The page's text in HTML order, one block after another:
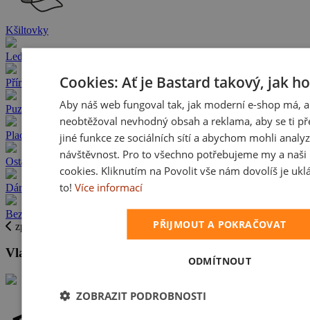
Kšiltovky
Ledvinky
Příruční taštičky
Puzzle
Placky a odznaky
Ostatní
Dárkové poukazy
Bez potisku
zpět
Vlastní potisky do 24 hod.
Cookies: Ať je Bastard takový, jak
Aby náš web fungoval tak, jak moderní e-shop má,
neobtěžoval nevhodný obsah a reklama, aby se ti
jiné funkce ze sociálních sítí a abychom mohli
návštěvnost. Pro to všechno potřebujeme my a
cookies. Kliknutím na Povolit vše nám dovolíš je
to! Více informací
PŘIJMOUT A POKRAČOVAT
ODMÍTNOUT
ZOBRAZIT PODROBNOSTI